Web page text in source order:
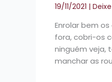
19/11/2021 |
Enrolar bem
fora, cobri-os
ninguém veja,
manchar as